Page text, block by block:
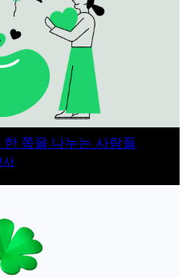
쪽을 나누는 사람들
사